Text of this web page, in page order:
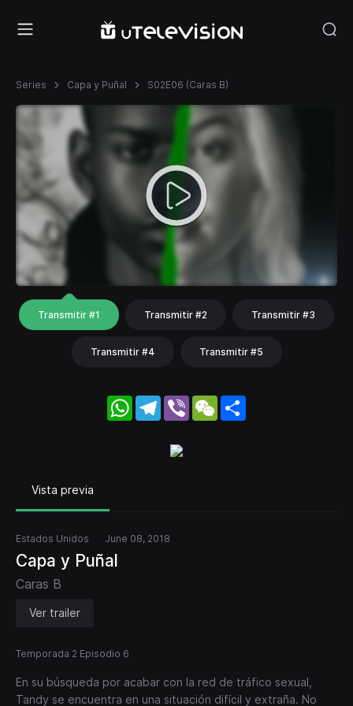
Series Capa y Puñal S02E06 (Caras B)
Transmitir #1 Transmitir #2 Transmitir #3
Transmitir #4 Transmitir #5
WhatsApp
Telegram
Viber WeChat
Vista previa
Estados Unidos June 08, 2018
Capa y Puñal
Caras B
Ver trailer
Temporada 2 Episodio 6
En su búsqueda por acabar con la red de tráfico sexual,
Tandy se encuentra en una situación difícil y extraña. No